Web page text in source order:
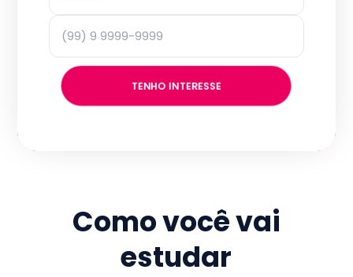
TENHO INTERESSE
Como você vai
estudar